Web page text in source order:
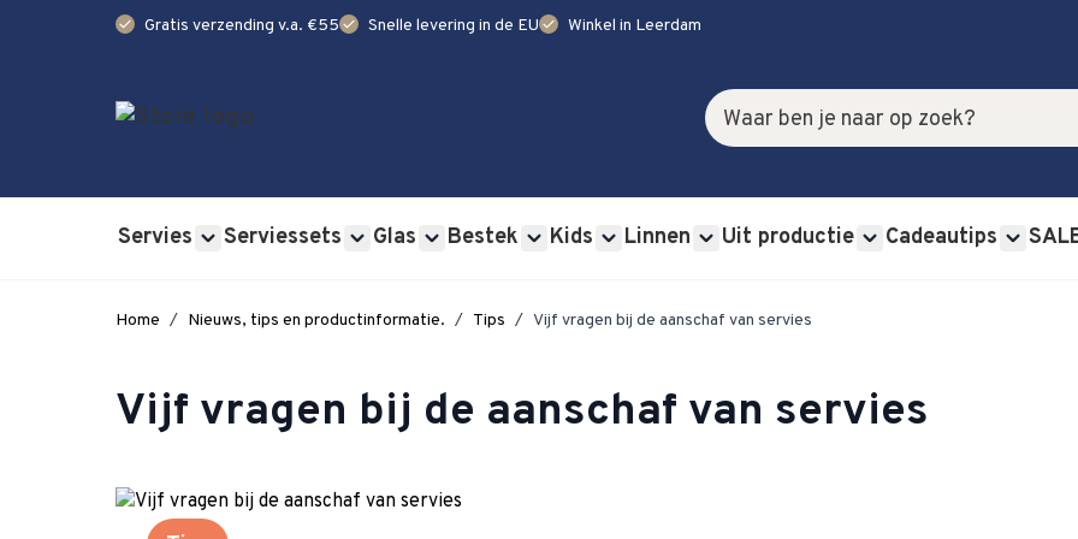
check Gratis verzending v.a. €55check Snelle levering in de EUcheck Winkel in Leerdam
Zoek
Servies Serviessets Glas Bestek Kids Linnen Uit productie Cadeautips
Home / Nieuws, tips en productinformatie. / Tips / Vijf vragen bij de aanschaf van servies
Vijf vragen bij de aanschaf van servies